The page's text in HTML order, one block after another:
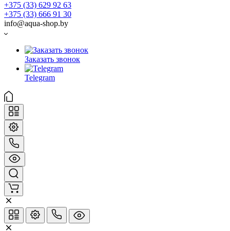
+375 (33) 629 92 63
+375 (33) 666 91 30
info@aqua-shop.by
Заказать звонок
Telegram